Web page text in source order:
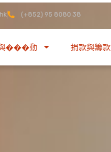
(+852) 95 8080 38
���動 捐款與籌款